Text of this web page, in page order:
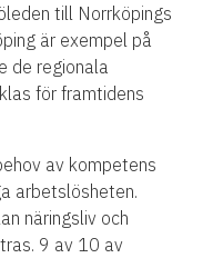
till Norrköpings
är exempel på
de regionala
för framtidens
av kompetens
arbetslösheten.
näringsliv och
9 av 10 av